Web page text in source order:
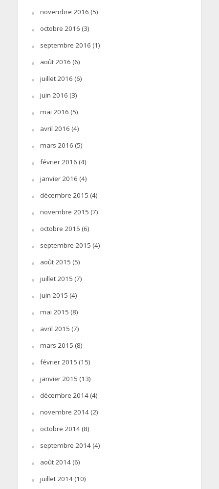
novembre 2016 (5)
octobre 2016 (3)
septembre 2016 (1)
août 2016 (6)
juillet 2016 (6)
juin 2016 (3)
mai 2016 (5)
avril 2016 (4)
mars 2016 (5)
février 2016 (4)
janvier 2016 (4)
décembre 2015 (4)
novembre 2015 (7)
octobre 2015 (6)
septembre 2015 (4)
août 2015 (5)
juillet 2015 (7)
juin 2015 (4)
mai 2015 (8)
avril 2015 (7)
mars 2015 (8)
février 2015 (15)
janvier 2015 (13)
décembre 2014(4)
novembre 2014(2)
octobre 2014(8)
septembre 2014(4)
août 2014(6)
juillet 2014(10)